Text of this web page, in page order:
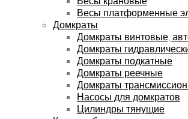
Весы платформенные
Домкраты
Домкраты винтовые,
Домкраты
Домкраты подкатные
Домкраты реечные
Домкраты
Насосы для домкратов
Цилиндры тянущие